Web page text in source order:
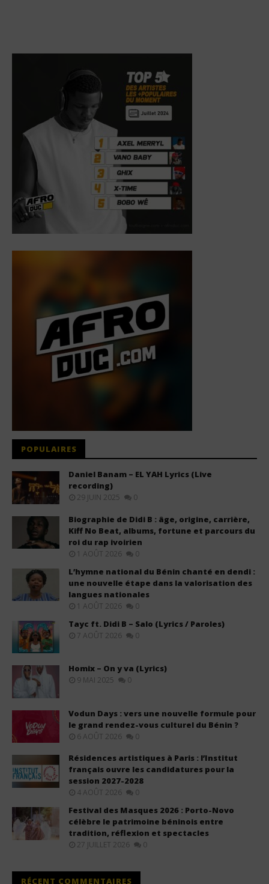
POPULAIRES
Daniel Banam – EL YAH Lyrics (Live
recording)
29 JUIN 2025 0
Biographie de Didi B : âge, origine, carrière,
Kiff No Beat, albums, fortune et parcours du
roi du rap ivoirien
1 AOÛT 2026 0
L’hymne national du Bénin chanté en dendi :
une nouvelle étape dans la valorisation des
langues nationales
1 AOÛT 2026 0
Tayc ft. Didi B – Salo (Lyrics / Paroles)
7 AOÛT 2026 0
Homix – On y va (Lyrics)
9 MAI 2025 0
Vodun Days : vers une nouvelle formule pour
le grand rendez-vous culturel du Bénin ?
6 AOÛT 2026 0
Résidences artistiques à Paris : l’Institut
français ouvre les candidatures pour la
session 2027-2028
4 AOÛT 2026 0
Festival des Masques 2026 : Porto-Novo
célèbre le patrimoine béninois entre
tradition, réflexion et spectacles
27 JUILLET 2026 0
RÉCENT COMMENTAIRES